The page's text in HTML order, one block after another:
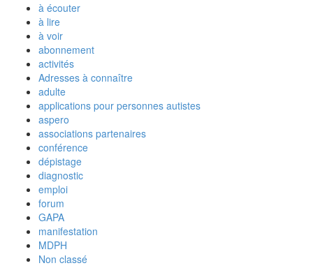
à écouter
à lire
à voir
abonnement
activités
Adresses à connaître
adulte
applications pour personnes autistes
aspero
associations partenaires
conférence
dépistage
diagnostic
emploi
forum
GAPA
manifestation
MDPH
Non classé